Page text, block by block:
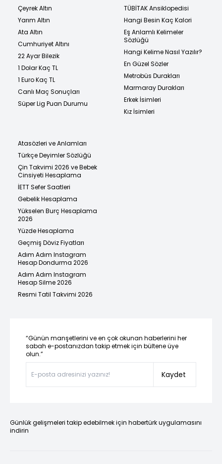
Çeyrek Altın
Yarım Altın
Ata Altın
Cumhuriyet Altını
22 Ayar Bilezik
1 Dolar Kaç TL
1 Euro Kaç TL
Canlı Maç Sonuçları
Süper Lig Puan Durumu
TÜBİTAK Ansiklopedisi
Hangi Besin Kaç Kalori
Eş Anlamlı Kelimeler
Sözlüğü
Hangi Kelime Nasıl Yazılır?
En Güzel Sözler
Metrobüs Durakları
Marmaray Durakları
Erkek İsimleri
Kız İsimleri
Atasözleri ve Anlamları
Türkçe Deyimler Sözlüğü
Çin Takvimi 2026 ve Bebek
Cinsiyeti Hesaplama
İETT Sefer Saatleri
Gebelik Hesaplama
Yükselen Burç Hesaplama
2026
Yüzde Hesaplama
Geçmiş Döviz Fiyatları
Adım Adım Instagram
Hesap Dondurma 2026
Adım Adım Instagram
Hesap Silme 2026
Resmi Tatil Takvimi 2026
“Günün manşetlerini ve en çok okunan haberlerini her
sabah e-postanızdan takip etmek için bültene üye
olun.”
Kaydet
Günlük gelişmeleri takip edebilmek için habertürk uygulamasını
indirin